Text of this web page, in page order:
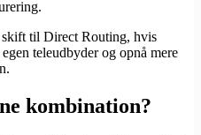
til Direct Routing, hvis
teleudbyder og opnå mere
kombination?